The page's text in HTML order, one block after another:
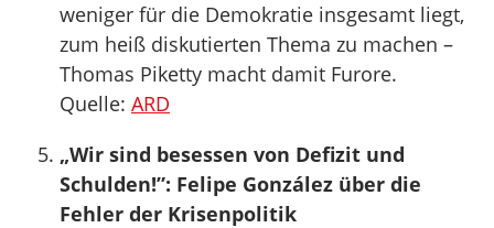
weniger für die Demokratie insgesamt liegt,
zum heiß diskutierten Thema zu machen –
Thomas Piketty macht damit Furore.
Quelle: ARD
„Wir sind besessen von Defizit und
Schulden!”: Felipe González über die
Fehler der Krisenpolitik